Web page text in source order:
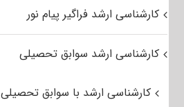
کارشناسی ارشد فراگیر پیام نور
کارشناسی ارشد سوابق تحصیلی
کارشناسی ارشد با سوابق تحصیلی